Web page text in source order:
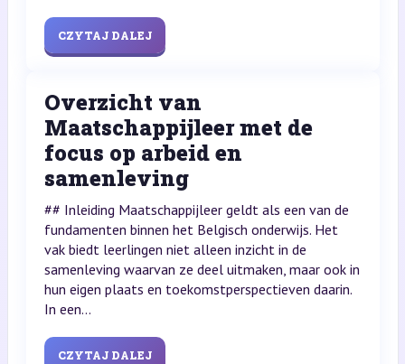
CZYTAJ DALEJ
Overzicht van
Maatschappijleer met de
focus op arbeid en
samenleving
## Inleiding Maatschappijleer geldt als een van de
fundamenten binnen het Belgisch onderwijs. Het
vak biedt leerlingen niet alleen inzicht in de
samenleving waarvan ze deel uitmaken, maar ook in
hun eigen plaats en toekomstperspectieven daarin.
In een...
CZYTAJ DALEJ